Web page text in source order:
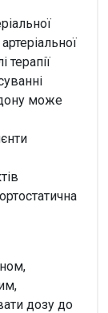
терапії
може
дозу до